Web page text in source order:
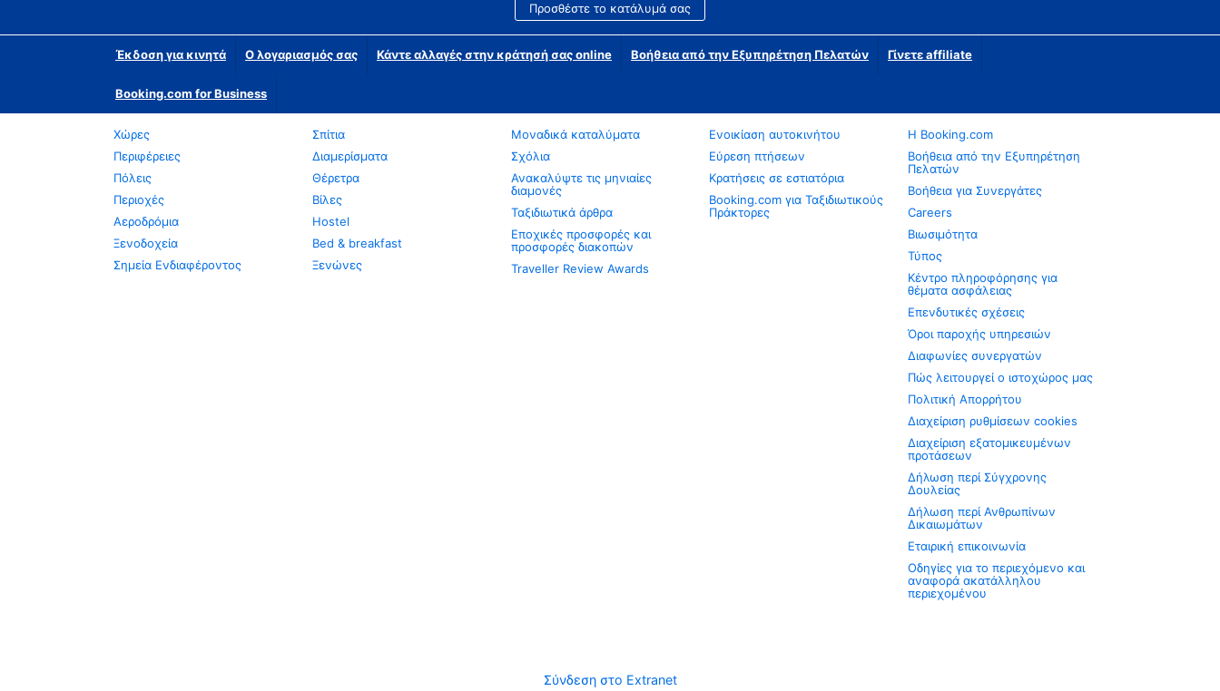
Προσθέστε το κατάλυμά σας
Έκδοση για κινητά Ο λογαριασμός σας Κάντε αλλαγές στην κράτησή σας online Βοήθεια από την Εξυπηρέτηση Πελατών Γίνετε affiliate
Booking.com for Business
Χώρες
Περιφέρειες
Πόλεις
Περιοχές
Αεροδρόμια
Ξενοδοχεία
Σημεία Ενδιαφέροντος
Σπίτια
Διαμερίσματα
Θέρετρα
Βίλες
Hostel
Bed & breakfast
Ξενώνες
Μοναδικά καταλύματα
Σχόλια
Ανακαλύψτε τις μηνιαίες
διαμονές
Ταξιδιωτικά άρθρα
Εποχικές προσφορές και
προσφορές διακοπών
Traveller Review Awards
Ενοικίαση αυτοκινήτου
Εύρεση πτήσεων
Κρατήσεις σε εστιατόρια
Booking.com για Ταξιδιωτικούς
Πράκτορες
Η Booking.com
Βοήθεια από την Εξυπηρέτηση
Πελατών
Βοήθεια για Συνεργάτες
Careers
Βιωσιμότητα
Τύπος
Κέντρο πληροφόρησης για
θέματα ασφάλειας
Επενδυτικές σχέσεις
Όροι παροχής υπηρεσιών
Διαφωνίες συνεργατών
Πώς λειτουργεί ο ιστοχώρος μας
Πολιτική Απορρήτου
Διαχείριση ρυθμίσεων cookies
Διαχείριση εξατομικευμένων
προτάσεων
Δήλωση περί Σύγχρονης
Δουλείας
Δήλωση περί Ανθρωπίνων
Δικαιωμάτων
Εταιρική επικοινωνία
Οδηγίες για το περιεχόμενο και
αναφορά ακατάλληλου
περιεχομένου
Σύνδεση στο Extranet